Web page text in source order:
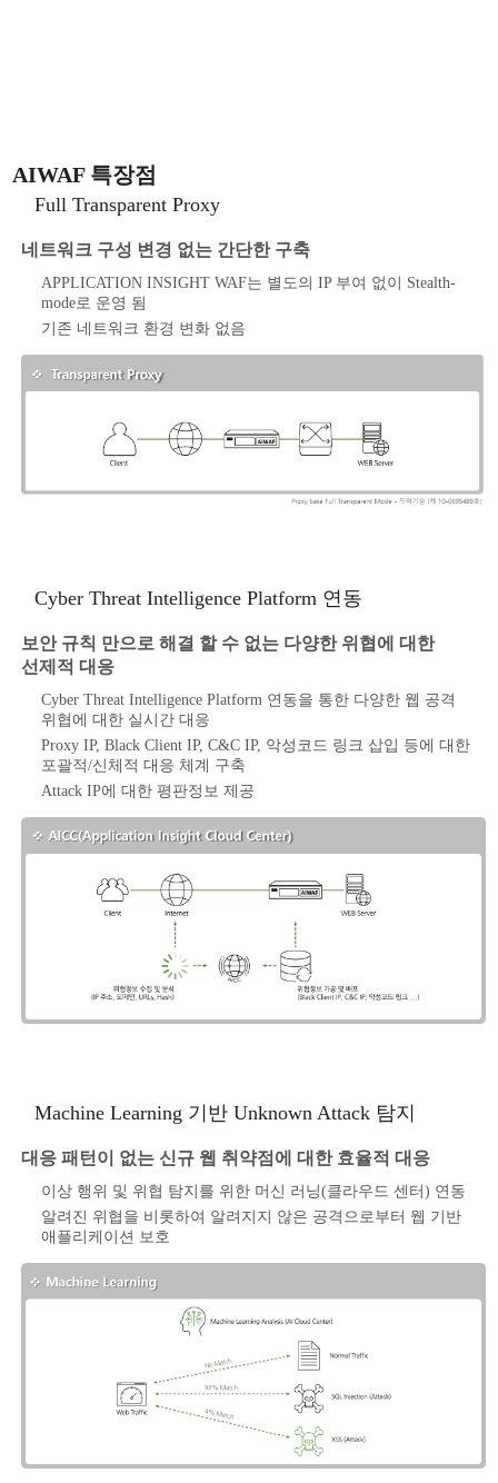
AIWAF 특장점
Full Transparent Proxy
네트워크 구성 변경 없는 간단한 구축
APPLICATION INSIGHT WAF는 별도의 IP 부여 없이 Stealth-
mode로 운영 됨
기존 네트워크 환경 변화 없음
Cyber Threat Intelligence Platform 연동
보안 규칙 만으로 해결 할 수 없는 다양한 위협에 대한
선제적 대응
Cyber Threat Intelligence Platform 연동을 통한 다양한 웹 공격
위협에 대한 실시간 대응
Proxy IP, Black Client IP, C&C IP, 악성코드 링크 삽입 등에 대한
포괄적/신체적 대응 체계 구축
Attack IP에 대한 평판정보 제공
Machine Learning 기반 Unknown Attack 탐지
대응 패턴이 없는 신규 웹 취약점에 대한 효율적 대응
이상 행위 및 위협 탐지를 위한 머신 러닝(클라우드 센터) 연동
알려진 위협을 비롯하여 알려지지 않은 공격으로부터 웹 기반
애플리케이션 보호